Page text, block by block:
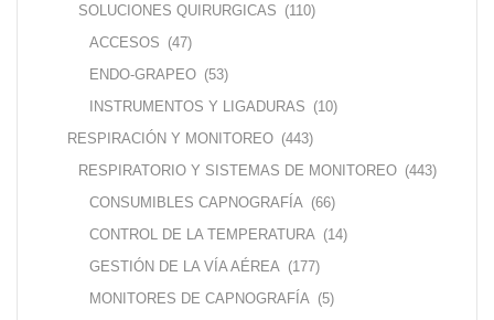
SOLUCIONES QUIRURGICAS (110)
ACCESOS (47)
ENDO-GRAPEO (53)
INSTRUMENTOS Y LIGADURAS (10)
RESPIRACIÓN Y MONITOREO (443)
RESPIRATORIO Y SISTEMAS DE MONITOREO (443)
CONSUMIBLES CAPNOGRAFÍA (66)
CONTROL DE LA TEMPERATURA (14)
GESTIÓN DE LA VÍA AÉREA (177)
MONITORES DE CAPNOGRAFÍA (5)